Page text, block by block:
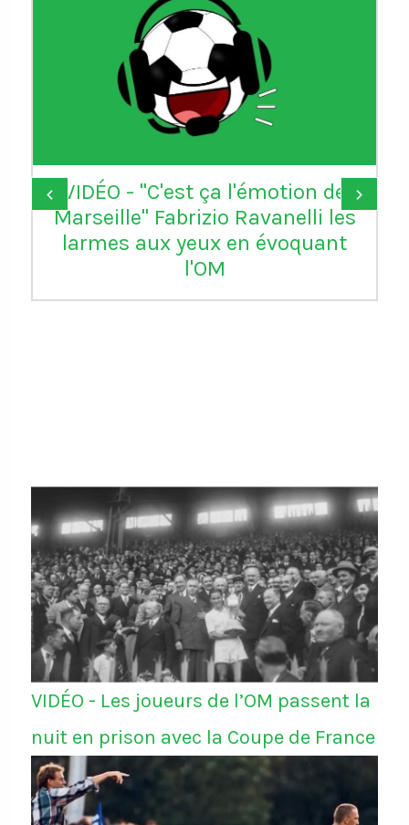
VIDÉO - "C'est ça l'émotion de
Marseille" Fabrizio Ravanelli les
larmes aux yeux en évoquant
l'OM
‹ ›
VIDÉO - Les joueurs de l’OM passent la
nuit en prison avec la Coupe de France